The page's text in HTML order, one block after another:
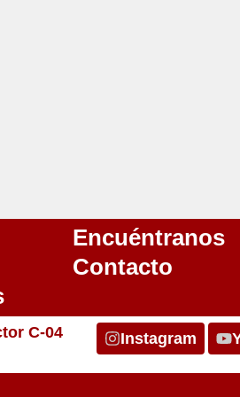
Encuéntranos
Contacto
C-04
Instagram